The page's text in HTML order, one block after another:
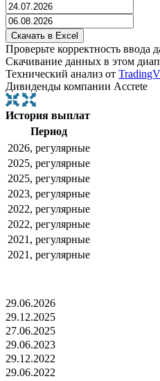
Проверьте корректность ввода
Скачивание данных в этом
Технический анализ от
Дивиденды компании Accrete
История выплат
Период
2026, регулярные
2025, регулярные
2025, регулярные
2023, регулярные
2022, регулярные
2022, регулярные
2021, регулярные
2021, регулярные
29.06.2026
29.12.2025
27.06.2025
29.06.2023
29.12.2022
29.06.2022